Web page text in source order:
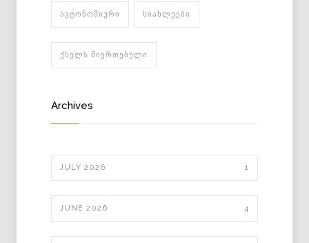
ᲐᲕᲢᲝᲜᲝᲛᲘᲣᲠᲘ ᲡᲘᲐᲮᲚᲔᲔᲑᲘ
ᲥᲡᲔᲚᲡ ᲛᲘᲔᲠᲗᲔᲑᲣᲚᲘ
Archives
JULY 2026 1
JUNE 2026 4